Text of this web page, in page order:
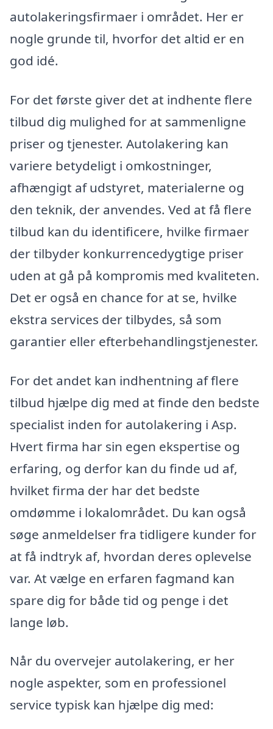
autolakeringsfirmaer i området. Her er
nogle grunde til, hvorfor det altid er en
god idé.
For det første giver det at indhente flere
tilbud dig mulighed for at sammenligne
priser og tjenester. Autolakering kan
variere betydeligt i omkostninger,
afhængigt af udstyret, materialerne og
den teknik, der anvendes. Ved at få flere
tilbud kan du identificere, hvilke firmaer
der tilbyder konkurrencedygtige priser
uden at gå på kompromis med kvaliteten.
Det er også en chance for at se, hvilke
ekstra services der tilbydes, så som
garantier eller efterbehandlingstjenester.
For det andet kan indhentning af flere
tilbud hjælpe dig med at finde den bedste
specialist inden for autolakering i Asp.
Hvert firma har sin egen ekspertise og
erfaring, og derfor kan du finde ud af,
hvilket firma der har det bedste
omdømme i lokalområdet. Du kan også
søge anmeldelser fra tidligere kunder for
at få indtryk af, hvordan deres oplevelse
var. At vælge en erfaren fagmand kan
spare dig for både tid og penge i det
lange løb.
Når du overvejer autolakering, er her
nogle aspekter, som en professionel
service typisk kan hjælpe dig med: